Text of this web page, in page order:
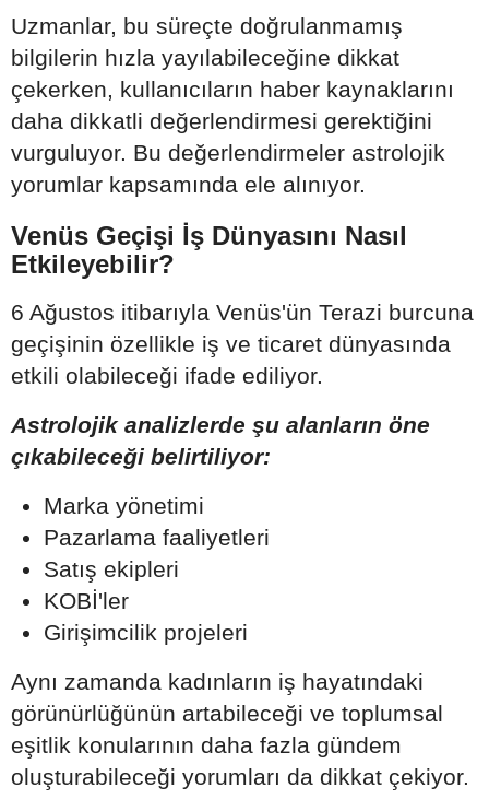
Uzmanlar, bu süreçte doğrulanmamış
bilgilerin hızla yayılabileceğine dikkat
çekerken, kullanıcıların haber kaynaklarını
daha dikkatli değerlendirmesi gerektiğini
vurguluyor. Bu değerlendirmeler astrolojik
yorumlar kapsamında ele alınıyor.
Venüs Geçişi İş Dünyasını Nasıl
Etkileyebilir?
6 Ağustos itibarıyla Venüs'ün Terazi burcuna
geçişinin özellikle iş ve ticaret dünyasında
etkili olabileceği ifade ediliyor.
Astrolojik analizlerde şu alanların öne
çıkabileceği belirtiliyor:
Marka yönetimi
Pazarlama faaliyetleri
Satış ekipleri
KOBİ'ler
Girişimcilik projeleri
Aynı zamanda kadınların iş hayatındaki
görünürlüğünün artabileceği ve toplumsal
eşitlik konularının daha fazla gündem
oluşturabileceği yorumları da dikkat çekiyor.